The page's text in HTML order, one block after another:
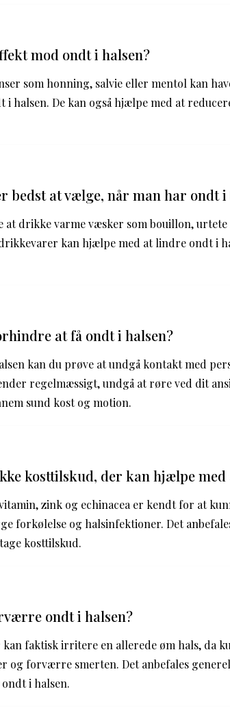
mod ondt i halsen?
som honning, salvie eller mentol kan
i halsen. De kan også hjælpe med at
bedst at vælge, når man har ondt i
at drikke varme væsker som bouillon,
kan hjælpe med at lindre ondt i
at få ondt i halsen?
kan du prøve at undgå kontakt med
regelmæssigt, undgå at røre ved dit
sund kost og motion.
kosttilskud, der kan hjælpe med
zink og echinacea er kendt for at
forkølelse og halsinfektioner. Det
kosttilskud.
ondt i halsen?
faktisk irritere en allerede øm hals, da
og forværre smerten. Det anbefales
i halsen.